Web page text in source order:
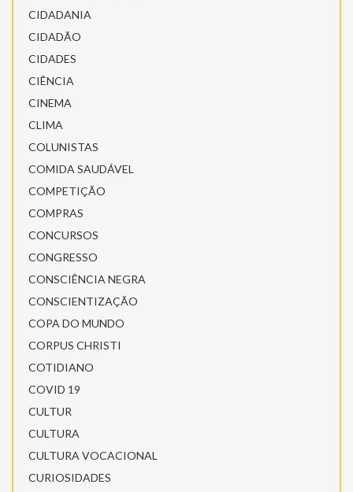
CIDADANIA
CIDADÃO
CIDADES
CIÊNCIA
CINEMA
CLIMA
COLUNISTAS
COMIDA SAUDÁVEL
COMPETIÇÃO
COMPRAS
CONCURSOS
CONGRESSO
CONSCIÊNCIA NEGRA
CONSCIENTIZAÇÃO
COPA DO MUNDO
CORPUS CHRISTI
COTIDIANO
COVID 19
CULTUR
CULTURA
CULTURA VOCACIONAL
CURIOSIDADES